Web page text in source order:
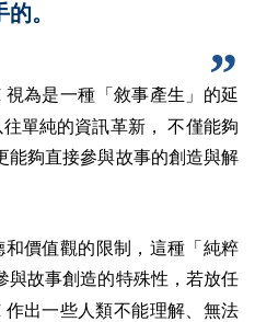
的。
視為是一種「敘事產生」的延
單純的資訊革新， 不僅能夠
能夠直接參與故事的創造與解
價值觀的限制，這種「純粹
與故事創造的特殊性，若放任
作出一些人類不能理解、無法